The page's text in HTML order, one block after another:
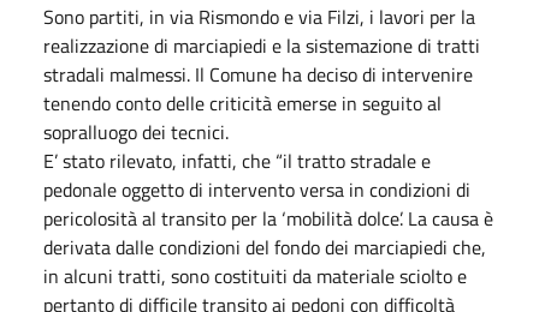
Sono partiti, in via Rismondo e via Filzi, i lavori per la
realizzazione di marciapiedi e la sistemazione di tratti
stradali malmessi. Il Comune ha deciso di intervenire
tenendo conto delle criticità emerse in seguito al
sopralluogo dei tecnici.
E’ stato rilevato, infatti, che “il tratto stradale e
pedonale oggetto di intervento versa in condizioni di
pericolosità al transito per la ‘mobilità dolce’. La causa è
derivata dalle condizioni del fondo dei marciapiedi che,
in alcuni tratti, sono costituiti da materiale sciolto e
pertanto di difficile transito ai pedoni con difficoltà